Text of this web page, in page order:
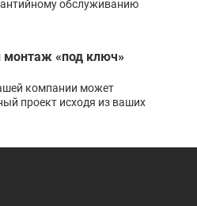
обслуживанию
монтаж «под ключ»
компании может
проект исходя из ваших